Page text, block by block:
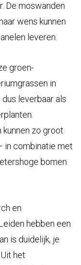
De moswanden
wens kunnen
leveren.
groen-
in
leverbaar als
kunnen zo groot
in combinatie met
bomen
en
hebben een
is duidelijk, je
het